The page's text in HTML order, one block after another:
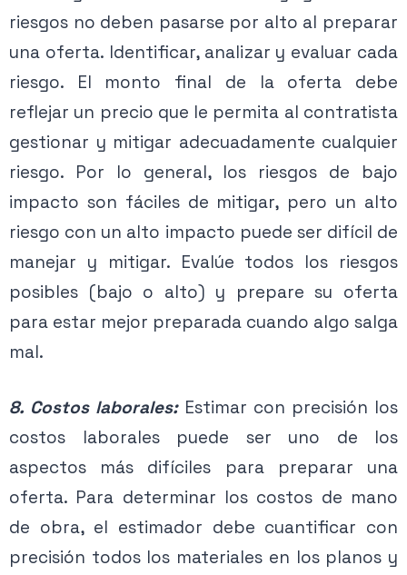
riesgos no deben pasarse por alto al preparar
una oferta. Identificar, analizar y evaluar cada
riesgo. El monto final de la oferta debe
reflejar un precio que le permita al contratista
gestionar y mitigar adecuadamente cualquier
riesgo. Por lo general, los riesgos de bajo
impacto son fáciles de mitigar, pero un alto
riesgo con un alto impacto puede ser difícil de
manejar y mitigar. Evalúe todos los riesgos
posibles (bajo o alto) y prepare su oferta
para estar mejor preparada cuando algo salga
mal.
8. Costos laborales: Estimar con precisión los
costos laborales puede ser uno de los
aspectos más difíciles para preparar una
oferta. Para determinar los costos de mano
de obra, el estimador debe cuantificar con
precisión todos los materiales en los planos y